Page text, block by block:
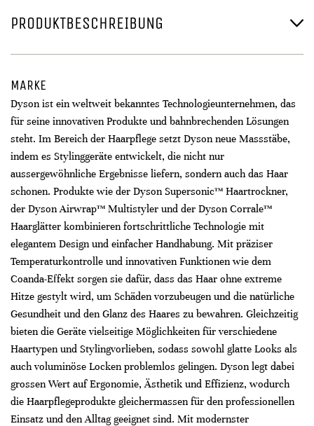
PRODUKTBESCHREIBUNG
MARKE
Dyson ist ein weltweit bekanntes Technologieunternehmen, das
für seine innovativen Produkte und bahnbrechenden Lösungen
steht. Im Bereich der Haarpflege setzt Dyson neue Massstäbe,
indem es Stylinggeräte entwickelt, die nicht nur
aussergewöhnliche Ergebnisse liefern, sondern auch das Haar
schonen. Produkte wie der Dyson Supersonic™ Haartrockner,
der Dyson Airwrap™ Multistyler und der Dyson Corrale™
Haarglätter kombinieren fortschrittliche Technologie mit
elegantem Design und einfacher Handhabung. Mit präziser
Temperaturkontrolle und innovativen Funktionen wie dem
Coanda-Effekt sorgen sie dafür, dass das Haar ohne extreme
Hitze gestylt wird, um Schäden vorzubeugen und die natürliche
Gesundheit und den Glanz des Haares zu bewahren. Gleichzeitig
bieten die Geräte vielseitige Möglichkeiten für verschiedene
Haartypen und Stylingvorlieben, sodass sowohl glatte Looks als
auch voluminöse Locken problemlos gelingen. Dyson legt dabei
grossen Wert auf Ergonomie, Ästhetik und Effizienz, wodurch
die Haarpflegeprodukte gleichermassen für den professionellen
Einsatz und den Alltag geeignet sind. Mit modernster